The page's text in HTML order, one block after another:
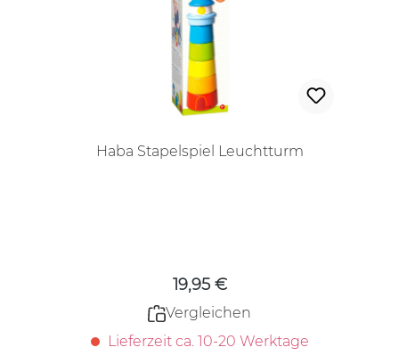
Haba Stapelspiel Leuchtturm
19,95 €
Vergleichen
Lieferzeit ca. 10-20 Werktage